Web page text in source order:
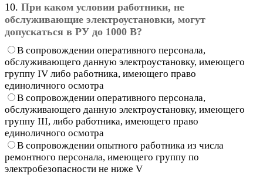
10. При каком условии работники, не
обслуживающие электроустановки, могут
допускаться в РУ до 1000 В?
В сопровождении оперативного персонала,
обслуживающего данную электроустановку, имеющего
группу IV либо работника, имеющего право
единоличного осмотра
В сопровождении оперативного персонала,
обслуживающего данную электроустановку, имеющего
группу III, либо работника, имеющего право
единоличного осмотра
В сопровождении опытного работника из числа
ремонтного персонала, имеющего группу по
электробезопасности не ниже V